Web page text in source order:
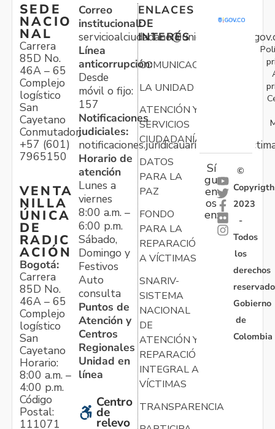
SEDE
NACIO
NAL
Carrera
85D No.
46A – 65
Complejo
logístico
San
Cayetano
Conmutador:
+57 (601)
7965150
VENTA
NILLA
ÚNICA
DE
RADIC
ACIÓN
Bogotá:
Carrera
85D No.
46A – 65
Complejo
logístico
San
Cayetano
Horario:
8:00 a.m. –
4:00 p.m.
Código
Postal:
111071
Correo
institucional:
Línea
anticorrupción:
Desde
móvil o fijo:
157
Notificaciones
judiciales:
Horario de
atención
Lunes a
viernes
8:00 a.m. –
6:00 p.m.
Sábado,
Domingo y
Festivos
Auto
consulta
Puntos de
Atención y
Centros
Regionales
Unidad en
línea
Centro
de
relevo
ENLACES
DE
INTERÉS
COMUNICACIONES
LA UNIDAD
ATENCIÓN Y
SERVICIOS
CIUDADANÍA
DATOS
PARA LA
PAZ
FONDO
PARA LA
REPARACIÓN
A VÍCTIMAS
SNARIV-
SISTEMA
NACIONAL
DE
ATENCIÓN Y
REPARACIÓN
INTEGRAL A
VÍCTIMAS
TRANSPARENCIA
Sí
gu
en
os
en:
©
Copyrigth
2023
-
Todos
los
derechos
Gobierno
de
Colombia